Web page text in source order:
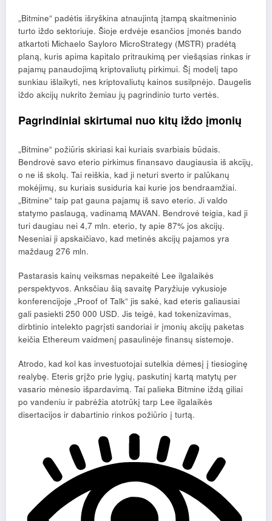
„Bitmine“ padėtis išryškina atnaujintą įtampą skaitmeninio
turto iždo sektoriuje. Šioje erdvėje esančios įmonės bando
atkartoti Michaelo Sayloro MicroStrategy (MSTR) pradėtą ​​
planą, kuris apima kapitalo pritraukimą per viešąsias rinkas ir
pajamų panaudojimą kriptovaliutų pirkimui. Šį modelį tapo
sunkiau išlaikyti, nes kriptovaliutų kainos susilpnėjo. Daugelis
iždo akcijų nukrito žemiau jų pagrindinio turto vertės.
Pagrindiniai skirtumai nuo kitų iždo įmonių
„Bitmine“ požiūris skiriasi kai kuriais svarbiais būdais.
Bendrovė savo eterio pirkimus finansavo daugiausia iš akcijų,
o ne iš skolų. Tai reiškia, kad ji neturi sverto ir palūkanų
mokėjimų, su kuriais susiduria kai kurie jos bendraamžiai.
„Bitmine“ taip pat gauna pajamų iš savo eterio. Ji valdo
statymo paslaugą, vadinamą MAVAN. Bendrovė teigia, kad ji
turi daugiau nei 4,7 mln. eterio, ty apie 87% jos akcijų.
Neseniai ji apskaičiavo, kad metinės akcijų pajamos yra
maždaug 276 mln.
Pastarasis kainų veiksmas nepakeitė Lee ilgalaikės
perspektyvos. Anksčiau šią savaitę Paryžiuje vykusioje
konferencijoje „Proof of Talk“ jis sakė, kad eteris galiausiai
gali pasiekti 250 000 USD. Jis teigė, kad tokenizavimas,
dirbtinio intelekto pagrįsti sandoriai ir įmonių akcijų paketas
keičia Ethereum vaidmenį pasaulinėje finansų sistemoje.
Atrodo, kad kol kas investuotojai sutelkia dėmesį į tiesioginę
realybę. Eteris grįžo prie lygių, paskutinį kartą matytų per
vasario mėnesio išpardavimą. Tai palieka Bitmine iždą giliai
po vandeniu ir pabrėžia atotrūkį tarp Lee ilgalaikės
disertacijos ir dabartinio rinkos požiūrio į turtą.